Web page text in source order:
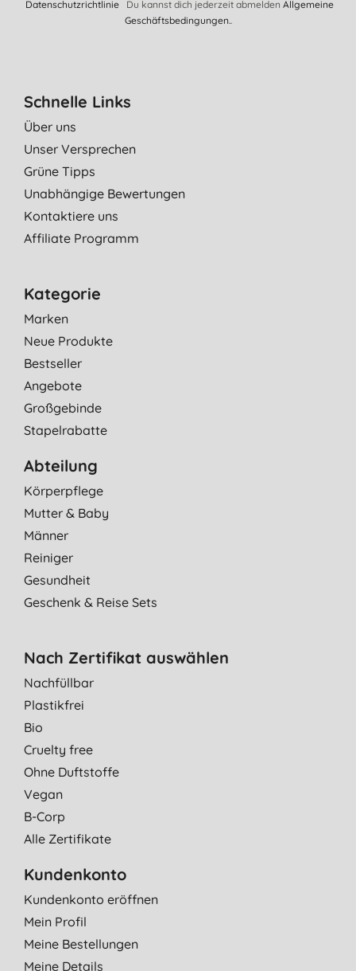
DatenschutzrichtlinieDu kannst dich jederzeit abmelden Allgemeine
Geschäftsbedingungen..
Schnelle Links
Über uns
Unser Versprechen
Grüne Tipps
Unabhängige Bewertungen
Kontaktiere uns
Affiliate Programm
Kategorie
Marken
Neue Produkte
Bestseller
Angebote
Großgebinde
Stapelrabatte
Abteilung
Körperpflege
Mutter & Baby
Männer
Reiniger
Gesundheit
Geschenk & Reise Sets
Nach Zertifikat auswählen
Nachfüllbar
Plastikfrei
Bio
Cruelty free
Ohne Duftstoffe
Vegan
B-Corp
Alle Zertifikate
Kundenkonto
Kundenkonto eröffnen
Mein Profil
Meine Bestellungen
Meine Details